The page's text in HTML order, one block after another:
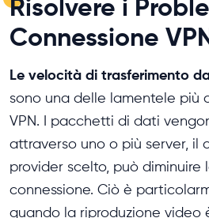
Risolvere i
Connessione
Le velocità di trasferimento
sono una delle lamentele più
VPN. I pacchetti di dati
attraverso uno o più server, il
provider scelto, può diminuire
connessione. Ciò è
quando la riproduzione video